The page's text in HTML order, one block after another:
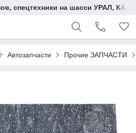
спецтехники на шасси УРАЛ,
Автозапчасти Прочие ЗАПЧАСТИ